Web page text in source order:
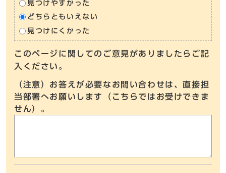
見つけやすかった
どちらともいえない
見つけにくかった
このページに関してのご意見がありましたらご記
入ください。
（注意）お答えが必要なお問い合わせは、直接担
当部署へお願いします（こちらではお受けできま
せん）。